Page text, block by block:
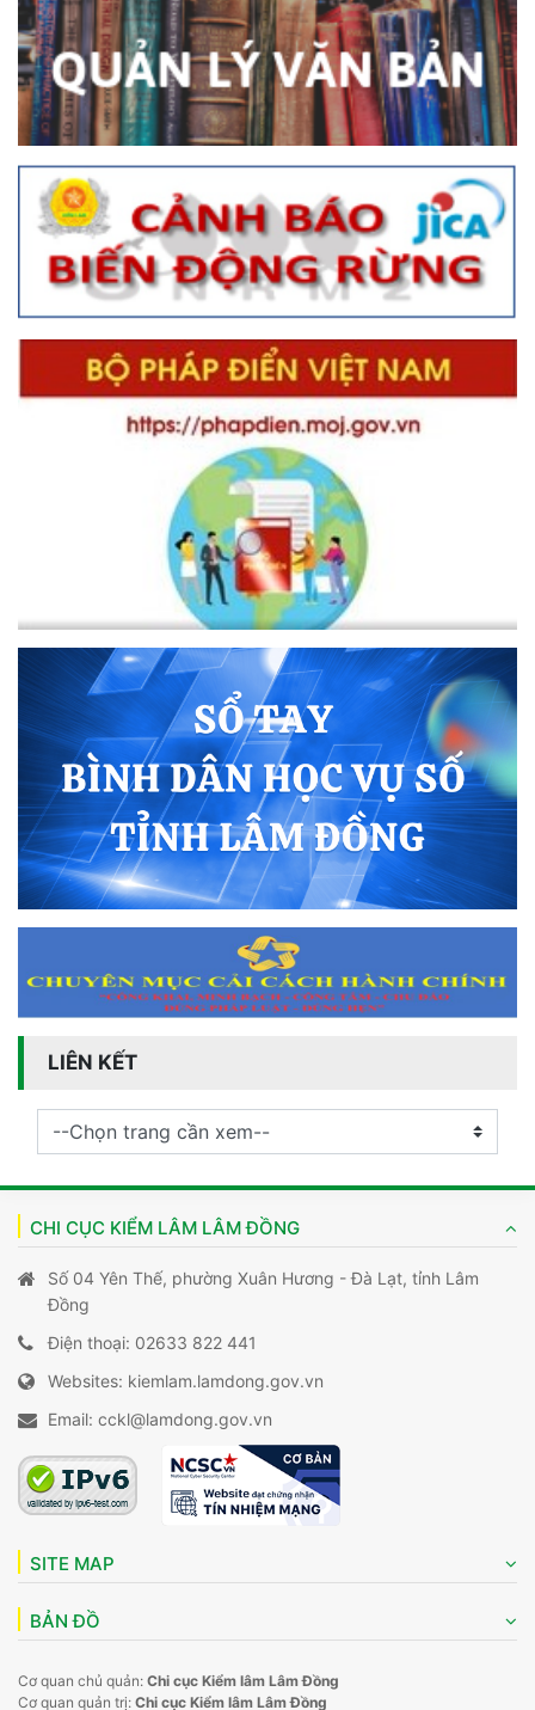
LIÊN KẾT
CHI CỤC KIỂM LÂM LÂM ĐỒNG
Số 04 Yên Thế, phường Xuân Hương - Đà Lạt, tỉnh Lâm
Đồng
Điện thoại: 02633 822 441
Websites: kiemlam.lamdong.gov.vn
Email: cckl@lamdong.gov.vn
SITE MAP
BẢN ĐỒ
Cơ quan chủ quản: Chi cục Kiểm lâm Lâm Đồng
Cơ quan quản trị: Chi cục Kiểm lâm Lâm Đồng